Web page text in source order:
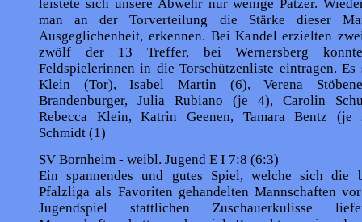
leistete sich unsere Abwehr nur wenige Patzer.
man an der Torverteilung die Stärke dieser
Ausgeglichenheit, erkennen. Bei Kandel erzielten
zwölf der 13 Treffer, bei Wernersberg
Feldspielerinnen in die Torschützenliste eintragen.
Klein (Tor), Isabel Martin (6), Verena
Brandenburger, Julia Rubiano (je 4), Carolin
Rebecca Klein, Katrin Geenen, Tamara Bentz (je
Schmidt (1)
SV Bornheim - weibl. Jugend E I 7:8 (6:3)
Ein spannendes und gutes Spiel, welche sich die
Pfalzliga als Favoriten gehandelten Mannschaften
Jugendspiel stattlichen Zuschauerkulisse